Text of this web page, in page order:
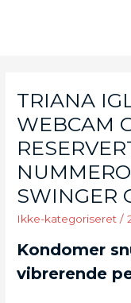
TRIANA
WEBCAM
SWINGER
Ikke-kategoriseret /
Kondomer
vibrerende